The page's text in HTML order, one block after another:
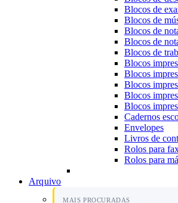
Blocos de
Blocos de
Blocos de
Blocos de
Blocos de
Blocos
Blocos
Blocos
Blocos
Blocos
Cadernos
Envelopes
Livros de
Rolos para
Rolos para
Arquivo
MAIS PROCURADAS